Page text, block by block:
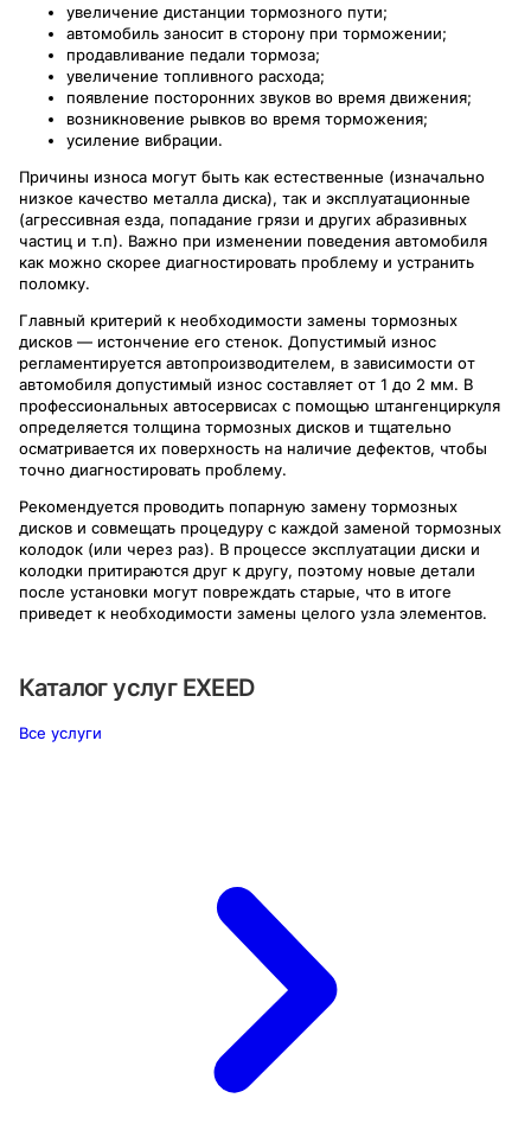
увеличение дистанции тормозного пути;
автомобиль заносит в сторону при торможении;
продавливание педали тормоза;
увеличение топливного расхода;
появление посторонних звуков во время движения;
возникновение рывков во время торможения;
усиление вибрации.
Причины износа могут быть как естественные (изначально
низкое качество металла диска), так и эксплуатационные
(агрессивная езда, попадание грязи и других абразивных
частиц и т.п). Важно при изменении поведения автомобиля
как можно скорее диагностировать проблему и устранить
поломку.
Главный критерий к необходимости замены тормозных
дисков — истончение его стенок. Допустимый износ
регламентируется автопроизводителем, в зависимости от
автомобиля допустимый износ составляет от 1 до 2 мм. В
профессиональных автосервисах с помощью штангенциркуля
определяется толщина тормозных дисков и тщательно
осматривается их поверхность на наличие дефектов, чтобы
точно диагностировать проблему.
Рекомендуется проводить попарную замену тормозных
дисков и совмещать процедуру с каждой заменой тормозных
колодок (или через раз). В процессе эксплуатации диски и
колодки притираются друг к другу, поэтому новые детали
после установки могут повреждать старые, что в итоге
приведет к необходимости замены целого узла элементов.
Каталог услуг EXEED
Все услуги